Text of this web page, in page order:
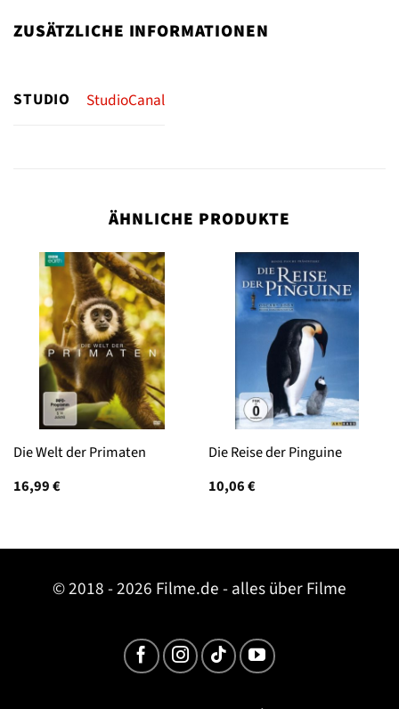
ZUSÄTZLICHE INFORMATIONEN
STUDIO StudioCanal
ÄHNLICHE PRODUKTE
Die Welt der Primaten
16,99€
Die Reise der Pinguine
10,06€
© 2018 - 2026 Filme.de - alles über Filme